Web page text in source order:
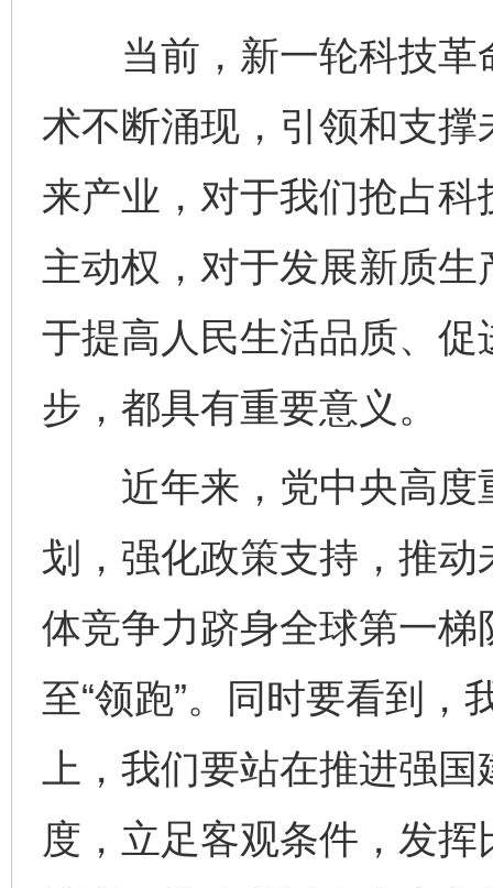
当前，新一轮科技革
术不断涌现，引领和支
来产业，对于我们抢占
主动权，对于发展新质
于提高人民生活品质、
步，都具有重要意义。
近年来，党中央高度
划，强化政策支持，推
体竞争力跻身全球第一梯
至“领跑”。同时要看到
上，我们要站在推进强
度，立足客观条件，发